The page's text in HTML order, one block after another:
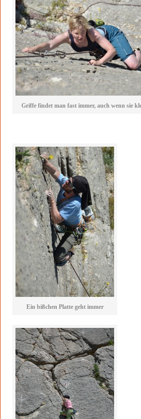
Griffe findet man fast immer, auch wenn sie
Ein bißchen Platte geht immer